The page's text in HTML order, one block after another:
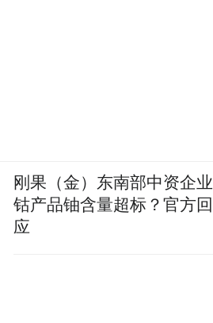
刚果（金）东南部中资企业
钴产品铀含量超标？官方回
应